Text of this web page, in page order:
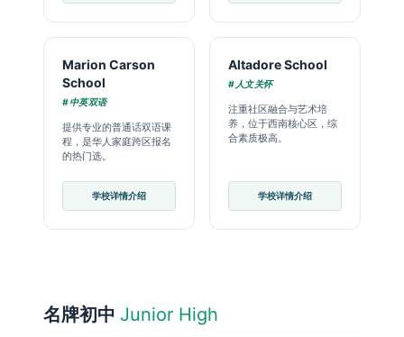
Marion Carson
School
#中英双语
提供专业的普通话双语课
程，是华人家庭跨区报名
的热门选。
学校详情介绍
Altadore School
#人文关怀
注重社区融合与艺术培
养，位于西南核心区，综
合素质极高。
学校详情介绍
名牌初中 Junior High